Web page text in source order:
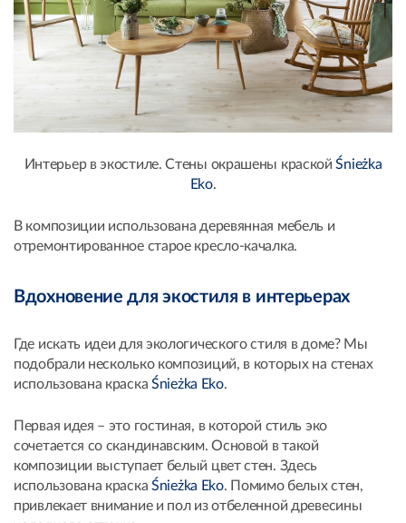
Интерьер в экостиле. Стены окрашены краскойŚnieżka
Eko.
В композиции использована деревянная мебель и
отремонтированное старое кресло-качалка.
Вдохновение для экостиля в интерьерах
Где искать идеи для экологического стиля в доме? Мы
подобрали несколько композиций, в которых на стенах
использована краска Śnieżka Eko.
Первая идея – это гостиная, в которой стиль эко
сочетается со скандинавским. Основой в такой
композиции выступает белый цвет стен. Здесь
использована краска Śnieżka Eko. Помимо белых стен,
привлекает внимание и пол из отбеленной древесины